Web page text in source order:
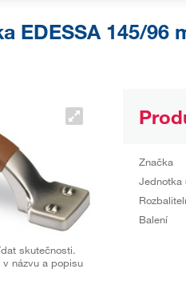
EDESSA 145/
skutečnosti.
v názvu a popisu
Značka
Jednotka
Balení